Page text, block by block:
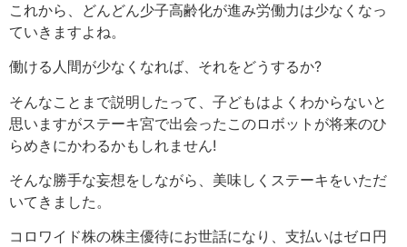
これから、どんどん少子高齢化が進み労働力は少なくなっ
ていきますよね。
働ける人間が少なくなれば、それをどうするか?
そんなことまで説明したって、子どもはよくわからないと
思いますがステーキ宮で出会ったこのロボットが将来のひ
らめきにかわるかもしれません!
そんな勝手な妄想をしながら、美味しくステーキをいただ
いてきました。
コロワイド株の株主優待にお世話になり、支払いはゼロ円